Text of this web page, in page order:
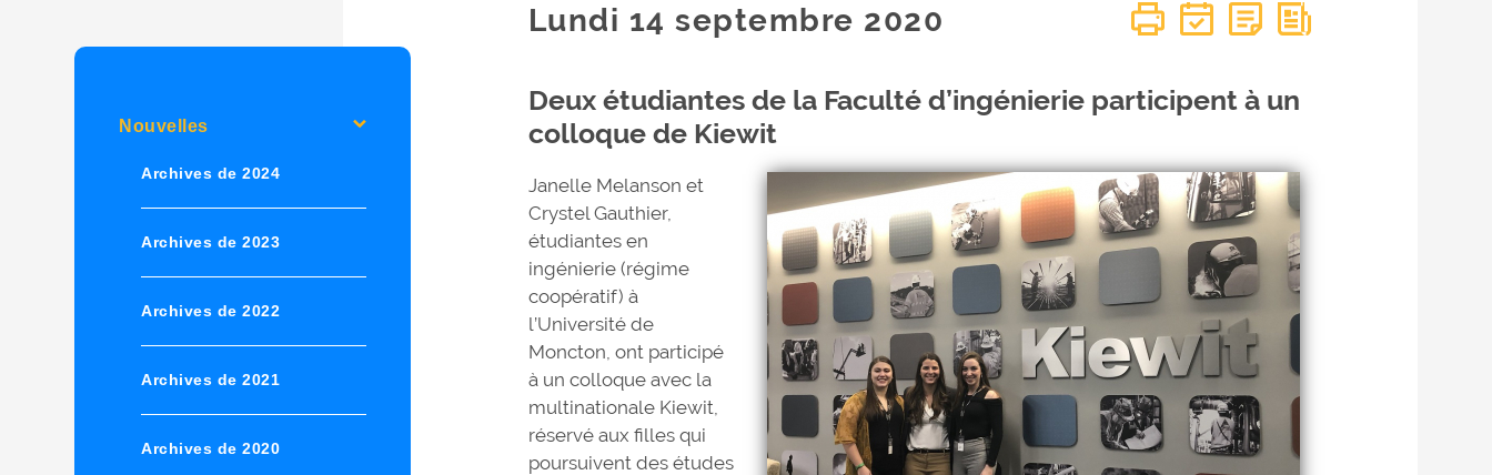
Nouvelles
Archives de 2024
Archives de 2023
Archives de 2022
Archives de 2021
Archives de 2020
Lundi 14septembre 2020
Deux étudiantes de la Faculté d’ingénierie participent à un
colloque de Kiewit
Janelle Melanson et
Crystel Gauthier,
étudiantes en
ingénierie (régime
coopératif) à
l’Université de
Moncton, ont participé
à un colloque avec la
multinationale Kiewit,
réservé aux filles qui
poursuivent des études